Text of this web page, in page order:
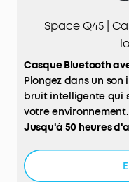
Space Q45 |
Casque Bluetooth
Plongez dans un
bruit intelligente qui
votre environnement.
Jusqu'à 50 heures
interruption, même
activée.